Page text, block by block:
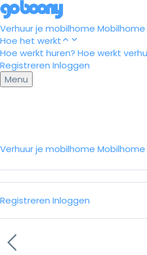
Verhuur je mobilhome Mobilhome
Hoe het werkt
Hoe werkt huren? Hoe werkt
Registreren Inloggen
Menu
Verhuur je mobilhome Mobilhome
Registreren Inloggen